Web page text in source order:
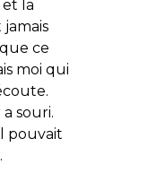
la
ce
moi qui
souri.
pouvait